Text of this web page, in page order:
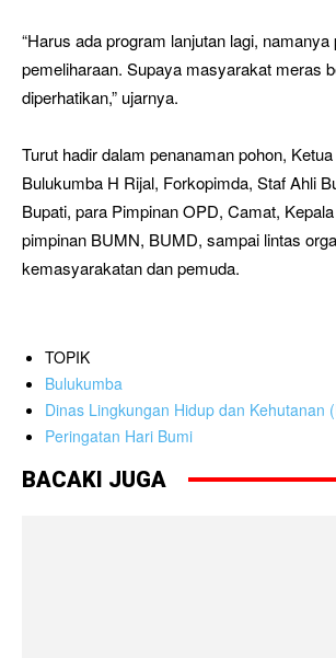
“Harus ada program lanjutan lagi, namanya
pemeliharaan. Supaya masyarakat meras
diperhatikan,” ujarnya.
Turut hadir dalam penanaman pohon,
Bulukumba H Rijal, Forkopimda, Staf Ahli
Bupati, para Pimpinan OPD, Camat,
pimpinan BUMN, BUMD, sampai lintas
kemasyarakatan dan pemuda.
TOPIK
Bulukumba
Dinas Lingkungan Hidup dan Kehutanan
Peringatan Hari Bumi
BACAKI JUGA